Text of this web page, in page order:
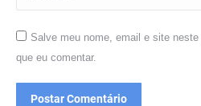
Salve meu nome, email e site
que eu comentar.
Postar Comentário